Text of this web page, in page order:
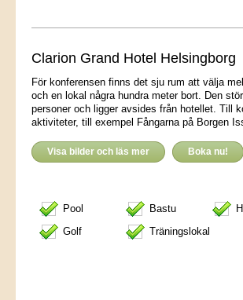
Clarion Grand Hotel Helsingborg
För konferensen finns det sju rum att välja
och en lokal några hundra meter bort. Den
personer och ligger avsides från hotellet. Till
aktiviteter, till exempel Fångarna på Borgen
Visa bilder och läs mer Boka nu!
Pool Bastu
Golf
Träningslokal